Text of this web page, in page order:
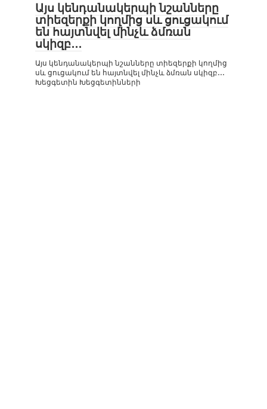
Այս կենդանակերպի նշանները
տիեզերքի կողմից սև ցուցակում
են հայտնվել մինչև ձմռան
սկիզբ․․․
Այս կենդանակերպի նշանները տիեզերքի կողմից
սև ցուցակում են հայտնվել մինչև ձմռան սկիզբ․․․
Խեցգետին Խեցգետինների